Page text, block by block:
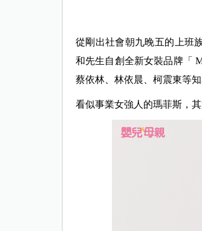
從剛出社會朝九晚五的上班
和先生自創全新女裝品牌「
蔡依林、林依晨、柯震東等
看似事業女強人的瑪菲斯，